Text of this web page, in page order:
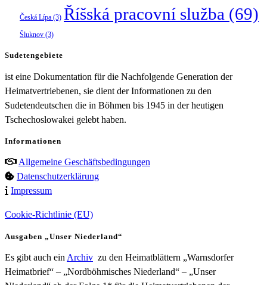
Česká Lípa (3) Říšská pracovní služba (69)
Šluknov (3)
Sudetengebiete
ist eine Dokumentation für die Nachfolgende Generation der
Heimatvertriebenen, sie dient der Informationen zu den
Sudetendeutschen die in Böhmen bis 1945 in der heutigen
Tschechoslowakei gelebt haben.
Informationen
Allgemeine Geschäftsbedingungen
Datenschutzerklärung
Impressum
Cookie-Richtlinie (EU)
Ausgaben „Unser Niederland“
Es gibt auch ein Archiv zu den Heimatblättern „Warnsdorfer
Heimatbrief“ – „Nordböhmisches Niederland“ – „Unser